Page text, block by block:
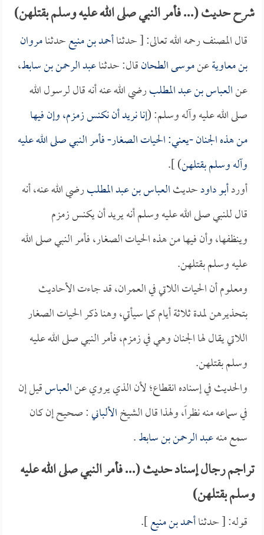
شرح حديث (... فأمر النبي صلى الله عليه وسلم بقتلهن)
قال المصنف رحمه الله تعالى: [ حدثناأحمد بن منيعحدثنامروان
بن معاويةعنموسى الطحانقال: حدثناعبد الرحمن بن سابط،
عنالعباس بن عبد المطلبرضي الله عنه أنه قال لرسول الله
صلى الله عليه وآله وسلم: (إنا نريد أن نكنس زمزم، وإن فيها
من هذه الجنان -يعني: الحيات الصغار- فأمر النبي صلى الله عليه
وآله وسلم بقتلهن) ].
أوردأبو داودحديثالعباس بن عبد المطلبرضي الله عنه، أنه
قال للنبي صلى الله عليه وسلم أنه يريد أن يكنس زمزم
وينظفها، وأن فيها من هذه الحيات الصغار، فأمر النبي صلى الله
عليه وسلم بقتلهن.
ومعلوم أن الحيات اللاتي في العمران، قد جاءت الأحاديث
بتحذيرهن لمدة ثلاثة أيام كما سيأتي، وهنا ذكر الحيات الصغار
اللاتي يقال لها الجنان وهي في زمزم، فأمر النبي صلى الله عليه
وسلم بقتلهن.
والحديث في إسناده انقطاع؛ لأن الذي يروي عنالعباسقيل إن
في سماعه منه نظراً، ولهذا قال الشيخالألباني: صحيح إن كان
سمع منهعبد الرحمن بن سابط.
تراجم رجال إسناد حديث (... فأمر النبي صلى الله عليه
وسلم بقتلهن)
قوله: [ حدثناأحمد بن منيع].